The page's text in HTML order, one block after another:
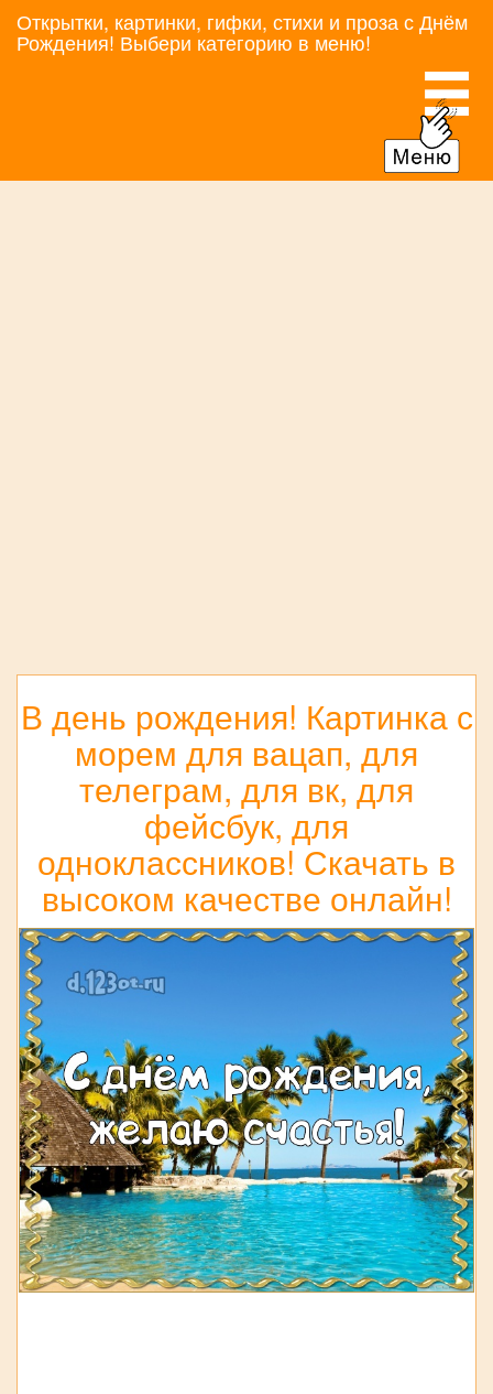
Открытки, картинки, гифки, стихи и проза с Днём
Рождения! Выбери категорию в меню!
В день рождения! Картинка с
морем для вацап, для
телеграм, для вк, для
фейсбук, для
одноклассников! Скачать в
высоком качестве онлайн!